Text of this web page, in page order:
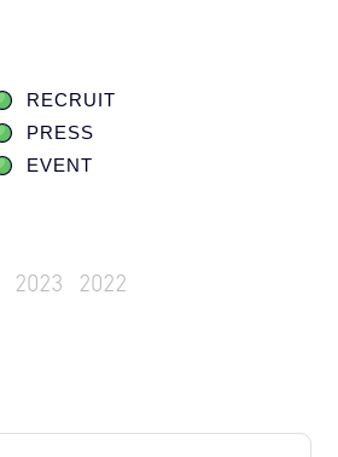
RECRUIT
PRESS
EVENT
2023
2022